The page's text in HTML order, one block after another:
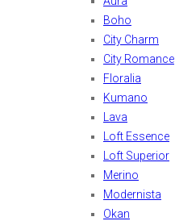
Boho
City Charm
City Romance
Floralia
Kumano
Lava
Loft Essence
Loft Superior
Merino
Modernista
Okan